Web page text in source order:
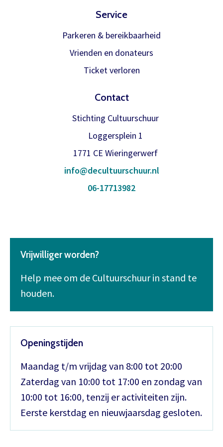
Service
Parkeren & bereikbaarheid
Vrienden en donateurs
Ticket verloren
Contact
Stichting Cultuurschuur
Loggersplein 1
1771 CE Wieringerwerf
info@decultuurschuur.nl
06-17713982
Vrijwilliger worden?
Help mee om de Cultuurschuur in stand te
houden.
Openingstijden
Maandag t/m vrijdag van 8:00 tot 20:00
Zaterdag van 10:00 tot 17:00 en zondag van
10:00 tot 16:00, tenzij er activiteiten zijn.
Eerste kerstdag en nieuwjaarsdag gesloten.